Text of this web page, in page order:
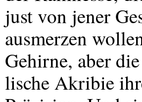
just von jener
ausmerzen
Gehirne, aber
lische Akribie